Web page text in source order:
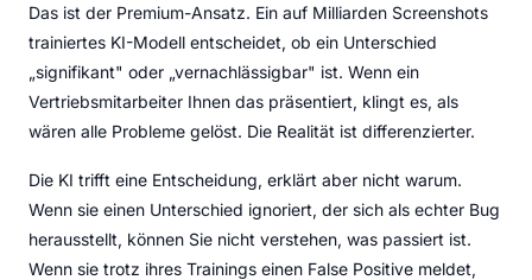
Das ist der Premium-Ansatz. Ein auf Milliarden Screenshots
trainiertes KI-Modell entscheidet, ob ein Unterschied
„signifikant" oder „vernachlässigbar" ist. Wenn ein
Vertriebsmitarbeiter Ihnen das präsentiert, klingt es, als
wären alle Probleme gelöst. Die Realität ist differenzierter.
Die KI trifft eine Entscheidung, erklärt aber nicht warum.
Wenn sie einen Unterschied ignoriert, der sich als echter Bug
herausstellt, können Sie nicht verstehen, was passiert ist.
Wenn sie trotz ihres Trainings einen False Positive meldet,